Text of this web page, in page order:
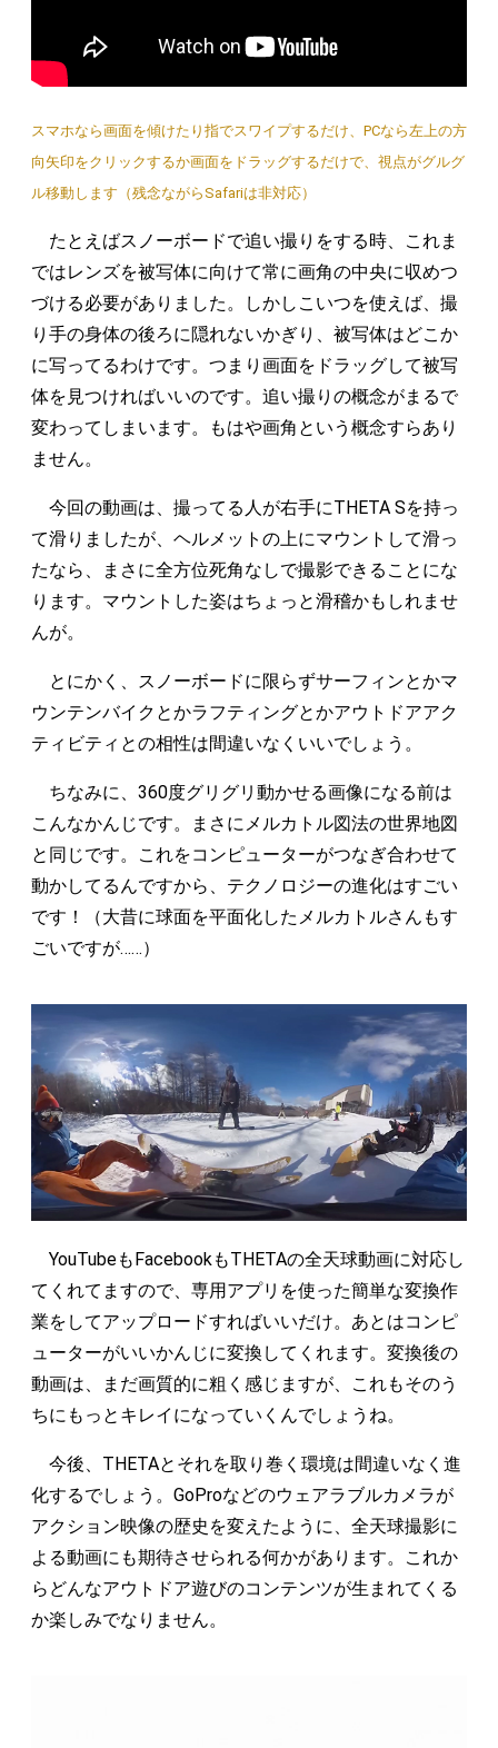
スマホなら画面を傾けたり指でスワイプするだけ、PCなら左上の方
向矢印をクリックするか画面をドラッグするだけで、視点がグルグ
ル移動します（残念ながらSafariは非対応）
たとえばスノーボードで追い撮りをする時、これま
ではレンズを被写体に向けて常に画角の中央に収めつ
づける必要がありました。しかしこいつを使えば、撮
り手の身体の後ろに隠れないかぎり、被写体はどこか
に写ってるわけです。つまり画面をドラッグして被写
体を見つければいいのです。追い撮りの概念がまるで
変わってしまいます。もはや画角という概念すらあり
ません。
今回の動画は、撮ってる人が右手にTHETA Sを持っ
て滑りましたが、ヘルメットの上にマウントして滑っ
たなら、まさに全方位死角なしで撮影できることにな
ります。マウントした姿はちょっと滑稽かもしれませ
んが。
とにかく、スノーボードに限らずサーフィンとかマ
ウンテンバイクとかラフティングとかアウトドアアク
ティビティとの相性は間違いなくいいでしょう。
ちなみに、360度グリグリ動かせる画像になる前は
こんなかんじです。まさにメルカトル図法の世界地図
と同じです。これをコンピューターがつなぎ合わせて
動かしてるんですから、テクノロジーの進化はすごい
です！（大昔に球面を平面化したメルカトルさんもす
ごいですが……）
YouTubeもFacebookもTHETAの全天球動画に対応し
てくれてますので、専用アプリを使った簡単な変換作
業をしてアップロードすればいいだけ。あとはコンピ
ューターがいいかんじに変換してくれます。変換後の
動画は、まだ画質的に粗く感じますが、これもそのう
ちにもっとキレイになっていくんでしょうね。
今後、THETAとそれを取り巻く環境は間違いなく進
化するでしょう。GoProなどのウェアラブルカメラが
アクション映像の歴史を変えたように、全天球撮影に
よる動画にも期待させられる何かがあります。これか
らどんなアウトドア遊びのコンテンツが生まれてくる
か楽しみでなりません。